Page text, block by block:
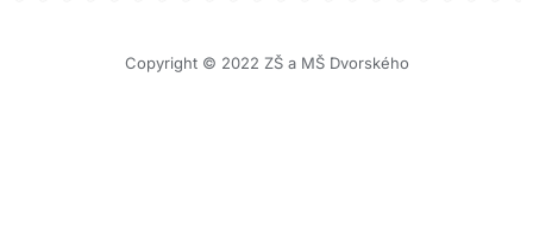
Copyright © 2022 ZŠ a MŠ Dvorského